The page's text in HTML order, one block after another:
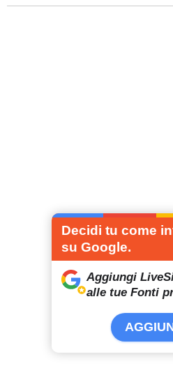
Decidi tu come
su Google.
Aggiungi
alle tue Fonti